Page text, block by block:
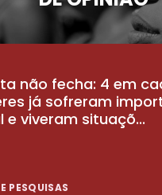
não fecha: 4 em
já sofreram
e viveram situaçõ...
PESQUISAS